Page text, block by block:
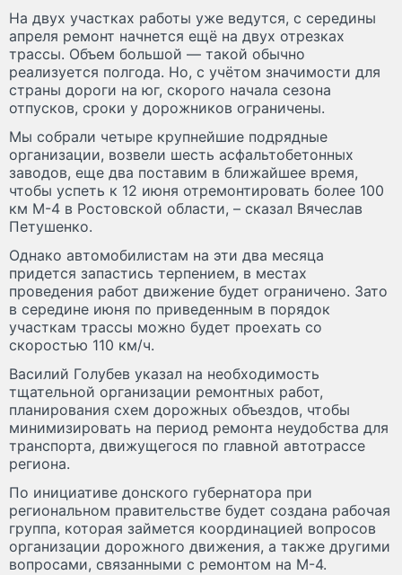
На двух участках работы уже ведутся, с середины
апреля ремонт начнется ещё на двух отрезках
трассы. Объем большой — такой обычно
реализуется полгода. Но, с учётом значимости для
страны дороги на юг, скорого начала сезона
отпусков, сроки у дорожников ограничены.
Мы собрали четыре крупнейшие подрядные
организации, возвели шесть асфальтобетонных
заводов, еще два поставим в ближайшее время,
чтобы успеть к 12 июня отремонтировать более 100
км М-4 в Ростовской области, – сказал Вячеслав
Петушенко.
Однако автомобилистам на эти два месяца
придется запастись терпением, в местах
проведения работ движение будет ограничено. Зато
в середине июня по приведенным в порядок
участкам трассы можно будет проехать со
скоростью 110 км/ч.
Василий Голубев указал на необходимость
тщательной организации ремонтных работ,
планирования схем дорожных объездов, чтобы
минимизировать на период ремонта неудобства для
транспорта, движущегося по главной автотрассе
региона.
По инициативе донского губернатора при
региональном правительстве будет создана рабочая
группа, которая займется координацией вопросов
организации дорожного движения, а также другими
вопросами, связанными с ремонтом на М-4.